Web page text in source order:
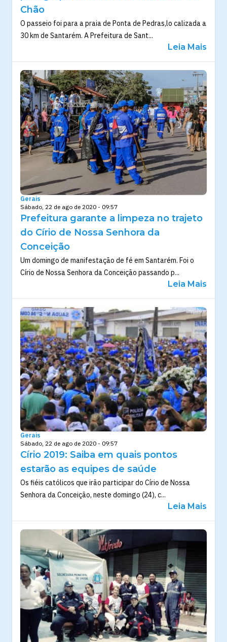
Chão
O passeio foi para a praia de Ponta de Pedras,lo calizada a
30 km de Santarém. A Prefeitura de Sant...
Leia Mais
Gerais
Sábado, 22 de ago de 2020 - 09:57
Prefeitura garante a limpeza no trajeto
do Círio de Nossa Senhora da
Conceição
Um domingo de manifestação de fé em Santarém. Foi o
Círio de Nossa Senhora da Conceição passando p...
Leia Mais
Gerais
Sábado, 22 de ago de 2020 - 09:57
Círio 2019: Saiba em quais pontos
estarão as equipes de saúde
Os fiéis católicos que irão participar do Círio de Nossa
Senhora da Conceição, neste domingo (24), c...
Leia Mais